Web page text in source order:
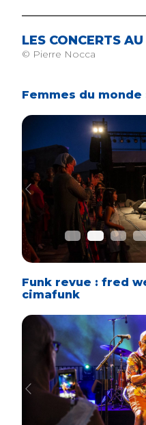
LES CONCERTS
© Pierre Nocca
Femmes du monde
Previous
Funk revue : fred
cimafunk
Previous